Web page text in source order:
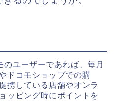
のユーザーであれば、毎月
ドコモショップでの購
携している店舗やオンラ
ッピング時にポイントを